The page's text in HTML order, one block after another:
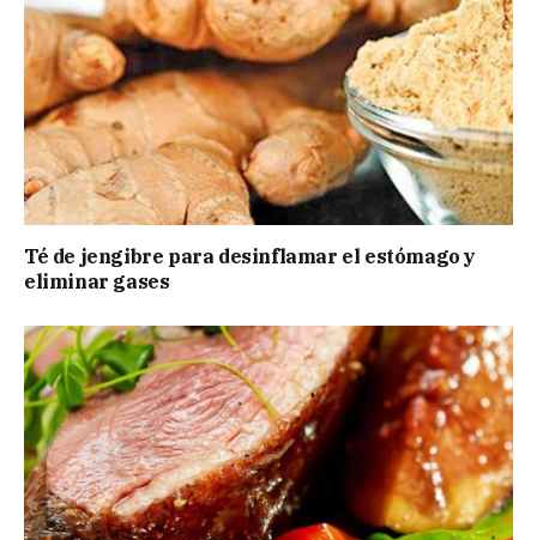
Té de jengibre para desinflamar el estómago y
eliminar gases